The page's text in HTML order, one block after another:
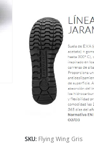
SKU: Flying Wing Gris